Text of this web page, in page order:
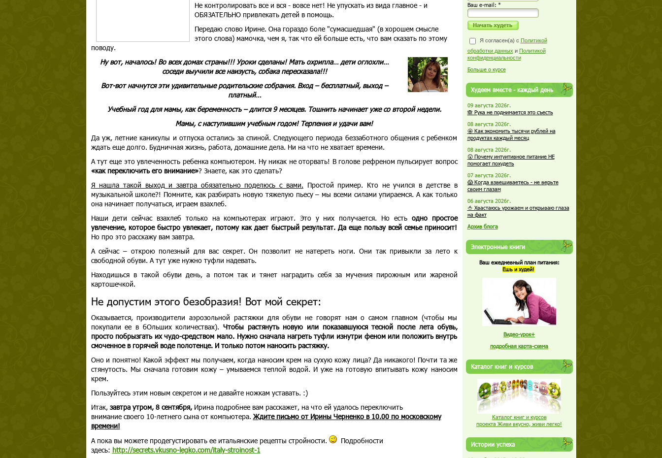
Не контролировать все и вся - вовсе нет! Не упускать из вида главное - и
ОБЯЗАТЕЛЬНО привлекать детей в помощь.
Передаю слово Ирине. Она гораздо боле "сумасшедшая" (в хорошем смысле
этого слова) мамочка, чем я, так что ей больше есть, что вам сказать по этому
поводу.
Ну вот, началось! Во всех домах страны!!! Уроки сделаны! Мать охрипла… дети оглохли…
соседи выучили все наизусть, собака пересказала!!!
Вот-вот начнутся эти удивительные родительские собрания. Вход – бесплатный, выход –
платный…
Учебный год для мамы, как беременность – длится 9 месяцев. Тошнить начинает уже со второй недели.
Мамы, с наступившим учебным годом! Терпения и удачи вам!
Да уж, летние каникулы и отпуска остались за спиной. Следующего периода беззаботного общения с ребенком
ждать еще долго. Будничная жизнь, работа, домашние дела. Ни на что не хватает времени.
А тут еще это увлеченность ребенка компьютером. Ну никак не оторвать! В голове рефреном пульсирует вопрос
«как переключить его внимание»? Знаете, как это сделать?
Я нашла такой выход и завтра обязательно поделюсь с вами. Простой пример. Кто не учился в детстве в
музыкальной школе?! Помните, как разбирать новую тяжелую пьесу – мы всеми силами упираемся. А как только
она начинает получаться, играем взахлеб.
Наши дети сейчас взахлеб только на компьютерах играют. Это у них получается. Но есть одно простое
увлечение, которое быстро увлекает, потому как дает быстрый результат. Да еще пользу всей семье приносит!
Но про это расскажу вам завтра.
А сейчас – открою полезный для вас секрет. Он позволит не натереть ноги. Они так привыкли за лето к
свободной обуви. А тут уже нужно туфли надевать.
Находишься в такой обуви день, а потом так и тянет наградить себя за мучения пирожным или жареной
картошечкой.
Не допустим этого безобразия! Вот мой секрет:
Оказывается, производители аэрозольной растяжки для обуви не говорят нам о самом главном (чтобы мы
покупали ее в бОльших количествах). Чтобы растянуть новую или показавшуюся тесной после лета обувь,
просто побрызгать их чудо-средством мало. Нужно сначала нагреть туфли изнутри феном или положить внутрь
смоченное в горячей воде полотенце. И только потом наносить растяжку.
Оно и понятно! Какой эффект мы получаем, когда наносим крем на сухую кожу лица? Да никакого! Почти та же
стянутость. Мы сначала готовим кожу – умываемся теплой водой. И уже на готовую впитывать кожу наносим
крем.
Пользуйтесь этим новым секретом и не давайте ножкам уставать. :)
Итак, завтра утром, 8 сентября,Ирина подробнее вам расскажет, на что ей удалось переключить
внимание своего 10-летнего сына от компьютера.Ждите письмо от Ирины Черненко в 10.00 по московскому
времени!
А пока вы можете продегустировать ее итальянские рецепты стройности.
Подробности
здесь: http://secrets.vkusno-legko.com/italy-stroinost-1
Ваш е-mail: *
Я согласен(а) с Политикой
обработки данных и Политикой
конфиденциальности
Больше о курсе
Худеем вместе - каждый день
09 августа 2026г.
🙈 Рука не поднимается это съесть
08 августа 2026г.
🤩 Как экономить тысячи рублей на
продуктах каждый месяц
08 августа 2026г.
😮 Почему интуитивное питание НЕ
помогает похудеть
07 августа 2026г.
😱 Когда взвешиваетесь - не верьте
своим глазам
06 августа 2026г.
🍅 Хвастаюсь урожаем и открываю глаза
на факт
Архив блога
Электронные книги
Ваш ежедневный план питания:
Ешь и худей!
Видео-урок+
подробная карта-схема
Каталог книг и курсов
Каталог книг и курсов
проекта Живи вкусно, живи легко!
Истории успеха